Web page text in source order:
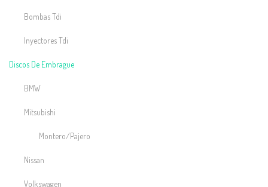
Bombas Tdi
Inyectores Tdi
Discos De Embrague
BMW
Mitsubishi
Montero/Pajero
Nissan
Volkswagen